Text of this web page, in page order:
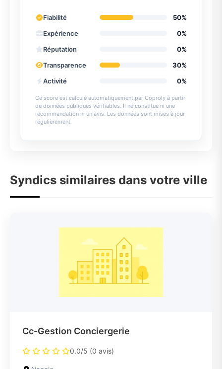
Fiabilité
50%
Expérience
0%
Réputation
0%
Transparence
30%
Activité
0%
Ce score est calculé automatiquement par Coproly à partir
de données publiques vérifiables. Il ne constitue ni une
recommandation ni un avis. Les données sont mises à jour
régulièrement.
Syndics similaires dans votre ville
Cc-Gestion Conciergerie
0.0/5 (0 avis)